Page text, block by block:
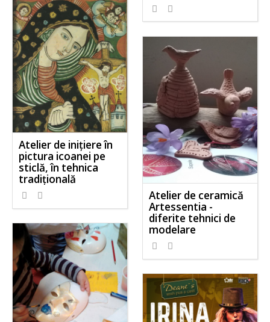
Atelier de iniţiere în
pictura icoanei pe
sticlă, în tehnica
tradiţională
Atelier de ceramică
Artessentia -
diferite tehnici de
modelare